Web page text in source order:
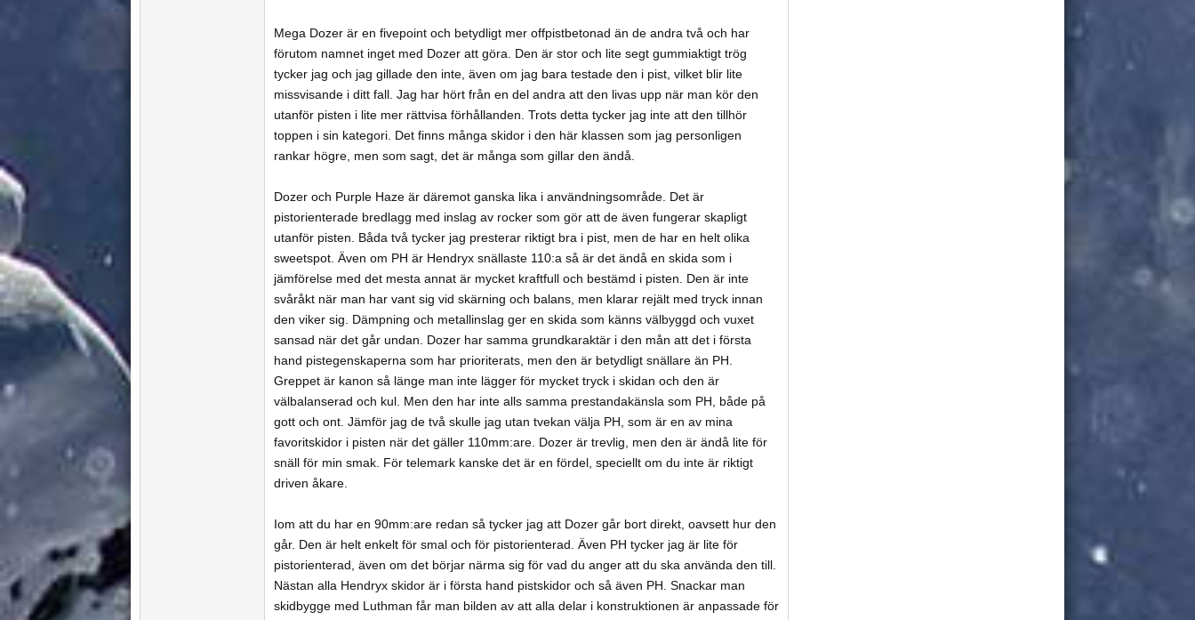
Mega Dozer är en fivepoint och betydligt mer offpistbetonad än de andra två och har
förutom namnet inget med Dozer att göra. Den är stor och lite segt gummiaktigt trög
tycker jag och jag gillade den inte, även om jag bara testade den i pist, vilket blir lite
missvisande i ditt fall. Jag har hört från en del andra att den livas upp när man kör den
utanför pisten i lite mer rättvisa förhållanden. Trots detta tycker jag inte att den tillhör
toppen i sin kategori. Det finns många skidor i den här klassen som jag personligen
rankar högre, men som sagt, det är många som gillar den ändå.
Dozer och Purple Haze är däremot ganska lika i användningsområde. Det är
pistorienterade bredlagg med inslag av rocker som gör att de även fungerar skapligt
utanför pisten. Båda två tycker jag presterar riktigt bra i pist, men de har en helt olika
sweetspot. Även om PH är Hendryx snällaste 110:a så är det ändå en skida som i
jämförelse med det mesta annat är mycket kraftfull och bestämd i pisten. Den är inte
svåråkt när man har vant sig vid skärning och balans, men klarar rejält med tryck innan
den viker sig. Dämpning och metallinslag ger en skida som känns välbyggd och vuxet
sansad när det går undan. Dozer har samma grundkaraktär i den mån att det i första
hand pistegenskaperna som har prioriterats, men den är betydligt snällare än PH.
Greppet är kanon så länge man inte lägger för mycket tryck i skidan och den är
välbalanserad och kul. Men den har inte alls samma prestandakänsla som PH, både på
gott och ont. Jämför jag de två skulle jag utan tvekan välja PH, som är en av mina
favoritskidor i pisten när det gäller 110mm:are. Dozer är trevlig, men den är ändå lite för
snäll för min smak. För telemark kanske det är en fördel, speciellt om du inte är riktigt
driven åkare.
Iom att du har en 90mm:are redan så tycker jag att Dozer går bort direkt, oavsett hur den
går. Den är helt enkelt för smal och för pistorienterad. Även PH tycker jag är lite för
pistorienterad, även om det börjar närma sig för vad du anger att du ska använda den till.
Nästan alla Hendryx skidor är i första hand pistskidor och så även PH. Snackar man
skidbygge med Luthman får man bilden av att alla delar i konstruktionen är anpassade för